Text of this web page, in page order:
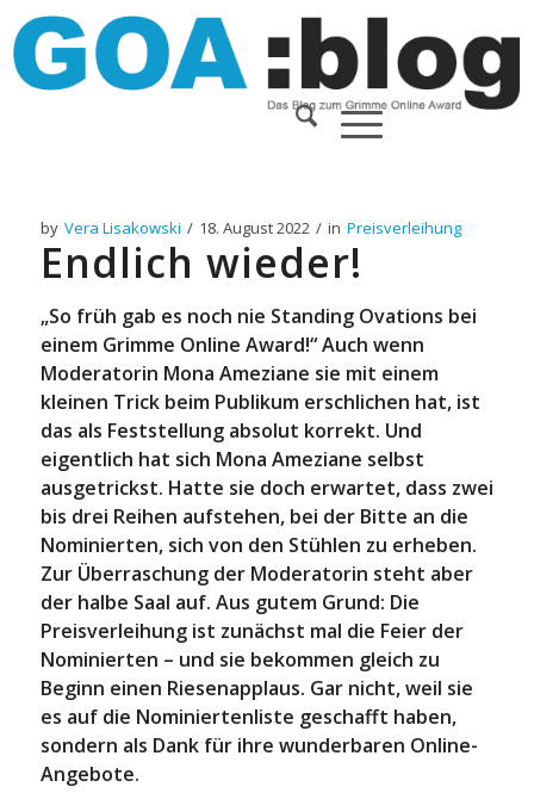
by Vera Lisakowski / 18. August 2022 / in Preisverleihung
Endlich wieder!
„So früh gab es noch nie Standing Ovations bei
einem Grimme Online Award!“ Auch wenn
Moderatorin Mona Ameziane sie mit einem
kleinen Trick beim Publikum erschlichen hat, ist
das als Feststellung absolut korrekt. Und
eigentlich hat sich Mona Ameziane selbst
ausgetrickst. Hatte sie doch erwartet, dass zwei
bis drei Reihen aufstehen, bei der Bitte an die
Nominierten, sich von den Stühlen zu erheben.
Zur Überraschung der Moderatorin steht aber
der halbe Saal auf. Aus gutem Grund: Die
Preisverleihung ist zunächst mal die Feier der
Nominierten – und sie bekommen gleich zu
Beginn einen Riesenapplaus. Gar nicht, weil sie
es auf die Nominiertenliste geschafft haben,
sondern als Dank für ihre wunderbaren Online-
Angebote.